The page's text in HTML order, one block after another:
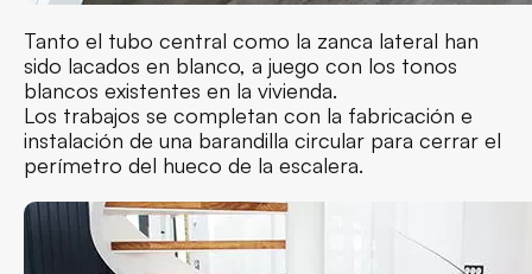
Tanto el tubo central como la zanca lateral han
sido lacados en blanco, a juego con los tonos
blancos existentes en la vivienda.
Los trabajos se completan con la fabricación e
instalación de una barandilla circular para cerrar el
perímetro del hueco de la escalera.